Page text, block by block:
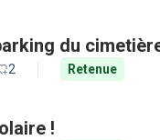
du
2 Retenue
!